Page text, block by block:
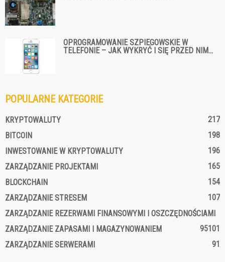
OPROGRAMOWANIE SZPIEGOWSKIE W
TELEFONIE – JAK WYKRYĆ I SIĘ PRZED NIM...
POPULARNE KATEGORIE
KRYPTOWALUTY
217
BITCOIN
198
INWESTOWANIE W KRYPTOWALUTY
196
ZARZĄDZANIE PROJEKTAMI
165
BLOCKCHAIN
154
ZARZĄDZANIE STRESEM
107
ZARZĄDZANIE REZERWAMI FINANSOWYMI I OSZCZĘDNOŚCIAMI
101
ZARZĄDZANIE ZAPASAMI I MAGAZYNOWANIEM
95
ZARZĄDZANIE SERWERAMI
91